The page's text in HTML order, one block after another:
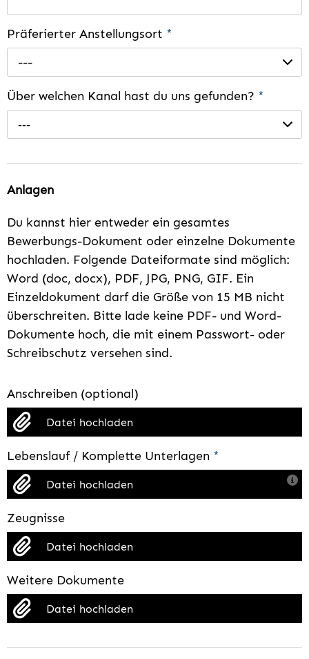
Präferierter Anstellungsort *
---
Über welchen Kanal hast du uns gefunden? *
---
Anlagen
Du kannst hier entweder ein gesamtes
Bewerbungs-Dokument oder einzelne Dokumente
hochladen. Folgende Dateiformate sind möglich:
Word (doc, docx), PDF, JPG, PNG, GIF. Ein
Einzeldokument darf die Größe von 15 MB nicht
überschreiten. Bitte lade keine PDF- und Word-
Dokumente hoch, die mit einem Passwort- oder
Schreibschutz versehen sind.
Anschreiben (optional)
Datei hochladen
Lebenslauf / Komplette Unterlagen *
Datei hochladen
Zeugnisse
Datei hochladen
Weitere Dokumente
Datei hochladen